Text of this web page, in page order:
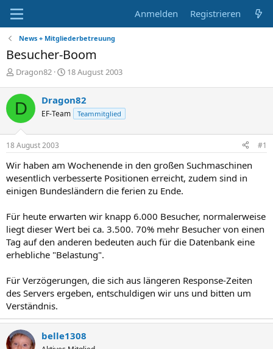
Anmelden Registrieren
News + Mitgliederbetreuung
Besucher-Boom
E
s
t
e
l
l
e
Dragon82
E
t
e
l
m
18 August 2003
D Dragon82
EF-Team Teammitglied
18 August 2003 #1
Wir haben am Wochenende in den großen Suchmaschinen
wesentlich verbesserte Positionen erreicht, zudem sind in
einigen Bundesländern die ferien zu Ende.
Für heute erwarten wir knapp 6.000 Besucher, normalerweise
liegt dieser Wert bei ca. 3.500. 70% mehr Besucher von einen
Tag auf den anderen bedeuten auch für die Datenbank eine
erhebliche "Belastung".
Für Verzögerungen, die sich aus längeren Response-Zeiten
des Servers ergeben, entschuldigen wir uns und bitten um
Verständnis.
belle1308